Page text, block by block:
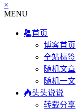
×
MENU
首页
博客首页
全站标签
随机文章
随机一文
头头说说
转载分享